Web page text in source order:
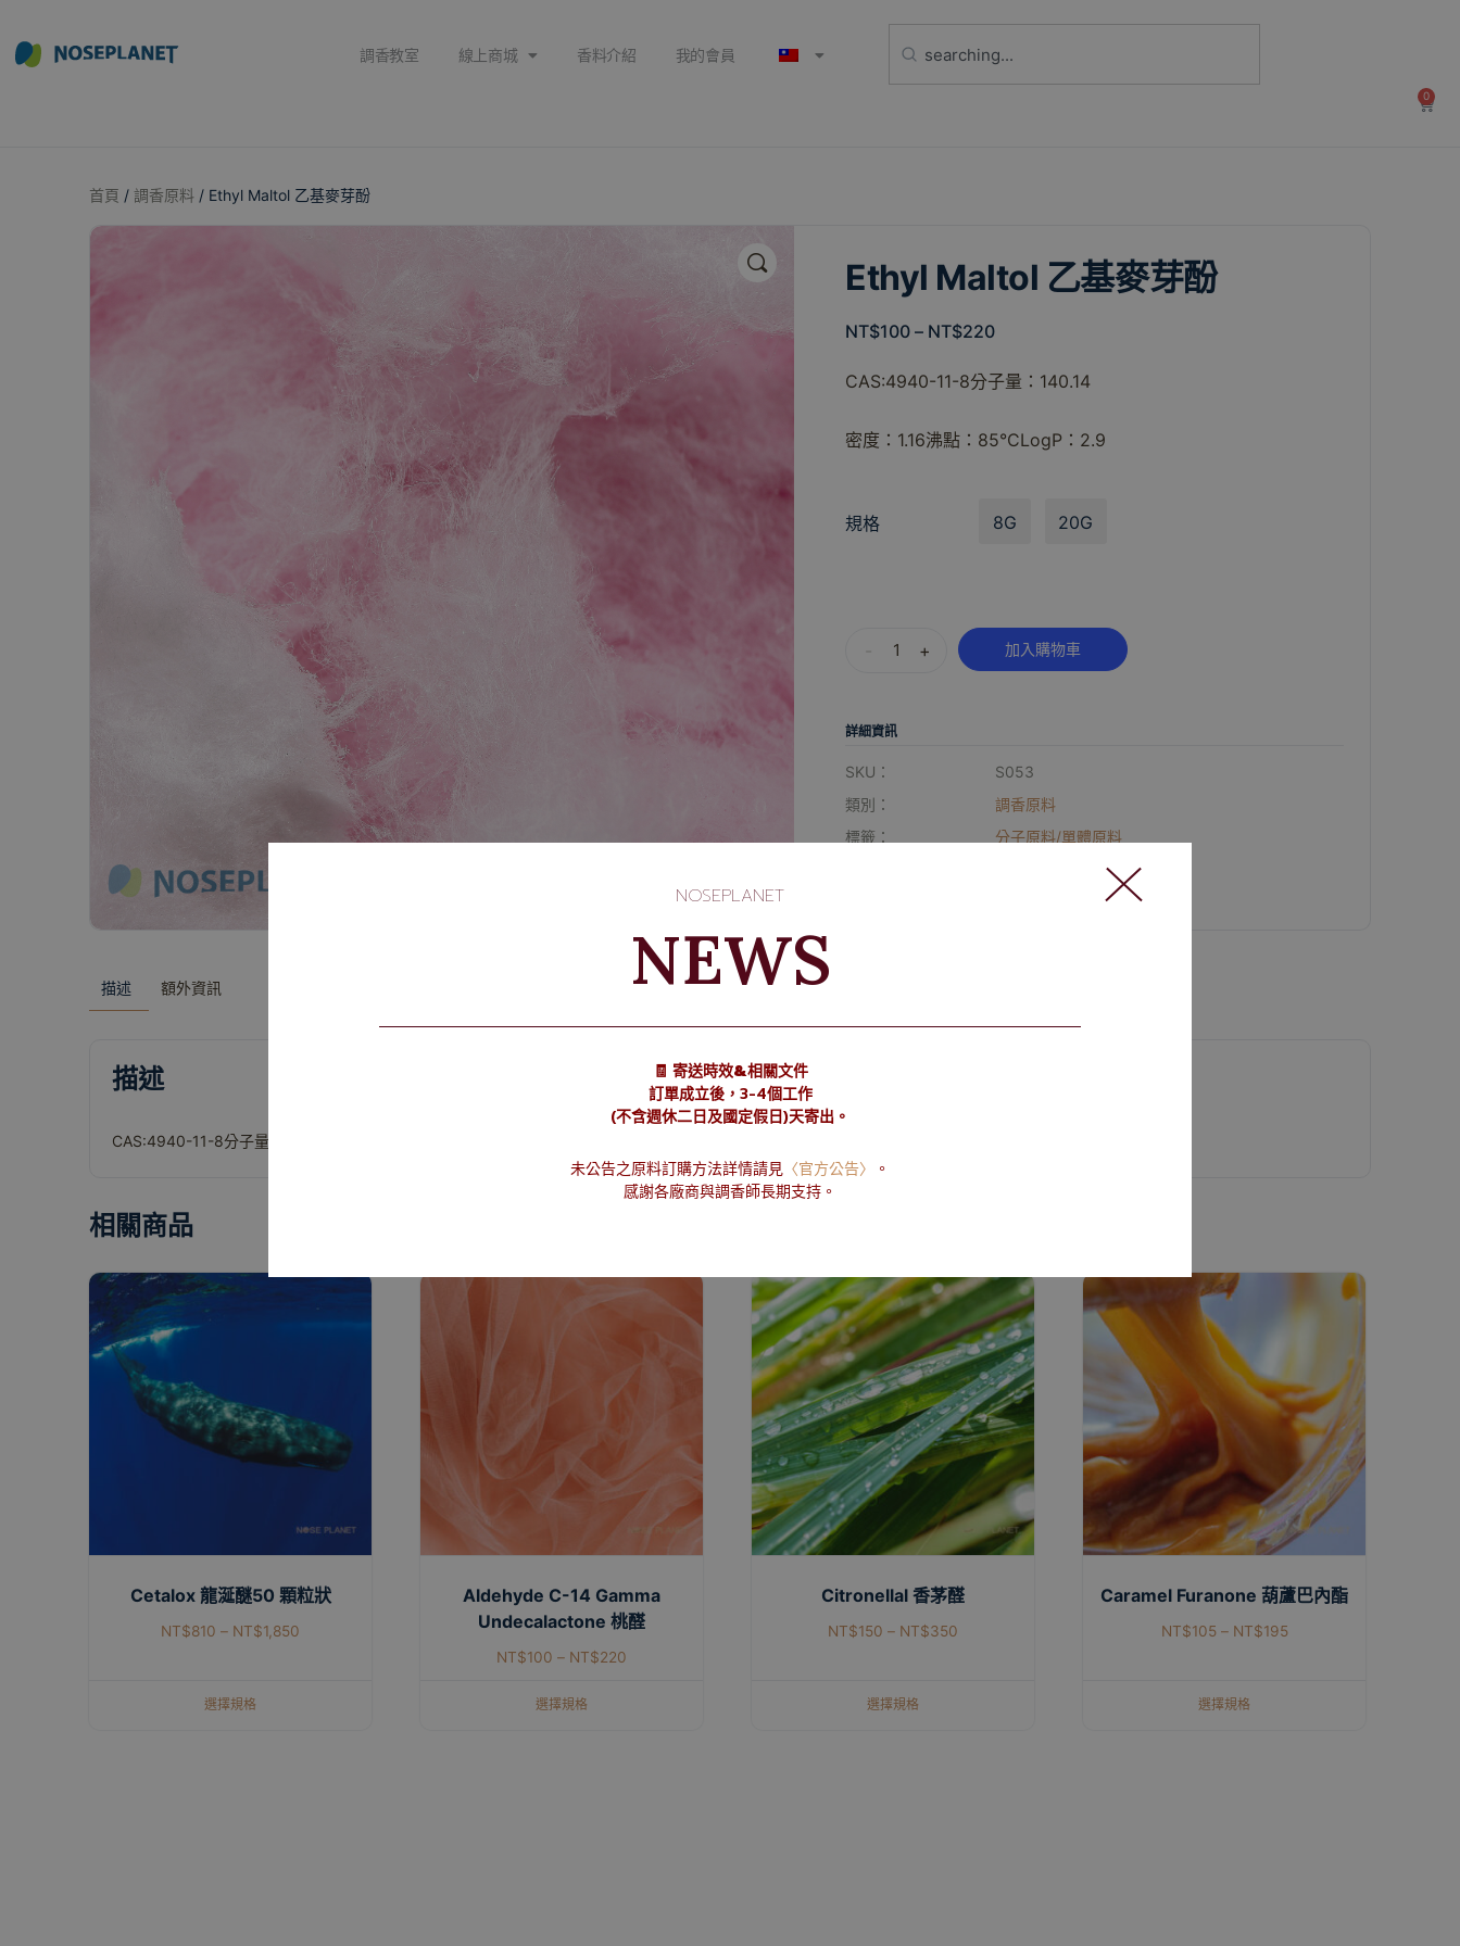
調香教室 線上商城 香料介紹 我的會員
0
首頁 / 調香原料 / Ethyl Maltol 乙基麥芽酚
🔍 Ethyl Maltol 乙基麥芽酚
NT$100 – NT$220
CAS:4940-11-8分子量：140.14
密度：1.16沸點：85°CLogP：2.9
規格 8G 20G
+ 加入購物車
詳細資訊
SKU：
S053
類別：
調香原料
標籤：
分子原料/單體原料
描述 額外資訊
描述
CAS:4940-11-8分子量：140.14 密度：1.16沸點：85°CLogP：2.9
相關商品
Cetalox 龍涎醚50 顆粒狀
NT$810 – NT$1,850
選擇規格
Aldehyde C-14 Gamma
Undecalactone 桃醛
NT$100 – NT$220
選擇規格
Citronellal 香茅醛
NT$150 – NT$350
選擇規格
Caramel Furanone 葫蘆巴內酯
NT$105– NT$195
選擇規格
NOSEPLANET
NEWS
🧾 寄送時效&相關文件
訂單成立後，3-4個工作
(不含週休二日及國定假日)天寄出。
未公告之原料訂購方法詳情請見 〈官方公告〉
。
感謝各廠商與調香師長期支持。